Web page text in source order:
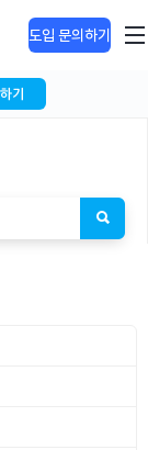
도입 문의하기
기